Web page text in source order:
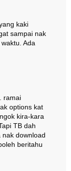
kaki
sampai nak
Ada
ramai
options kat
kira-kara
TB dah
download
beritahu